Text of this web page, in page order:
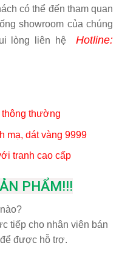
có thể đến tham quan
showroom của chúng
lòng liên hệ
Hotline:
thông thường
mạ, dát vàng 9999
tranh cao cấp
PHẨM!!!
tiếp cho nhân viên bán
để được hỗ trợ.